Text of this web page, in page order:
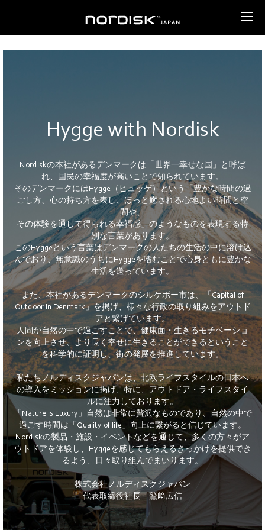
Hygge with Nordisk
Nordiskの本社があるデンマークは「世界一幸せな国」と呼ば
れ、国民の幸福度が高いことで知られています。
そのデンマークにはHygge（ヒュッゲ）という「豊かな時間の過
ごし方、心の持ち方を表し、ほっと癒される心地よい時間と空
間や、
その体験を通して得られる幸福感」のようなものを表現する特
別な言葉があります。
このHyggeという言葉はデンマークの人たちの生活の中に溶け込
んでおり、無意識のうちにHyggeを嗜むことで心身ともに豊かな
生活を送っています。
また、本社があるデンマークのシルケボー市は、「Capital of
Outdoor in Denmark」を掲げ、様々な行政の取り組みをアウトド
アと繋げています。
人間が自然の中で過ごすことで、健康面・生きるモチベーショ
ンを向上させ、より長く幸せに生きることができるということ
を科学的に証明し、街の発展を推進しています。
私たちノルディスクジャパンは、北欧ライフスタイルの日本へ
の導入をミッションに掲げ、特に、アウトドア・ライフスタイ
ルに注力しております。
「Nature is Luxury」自然は非常に贅沢なものであり、自然の中で
過ごす時間は「Quality of life」向上に繋がると信じています。
Nordiskの製品・施設・イベントなどを通じて、多くの方々がア
ウトドアを体験し、Hyggeを感じてもらえるきっかけを提供でき
るよう、日々取り組んでまいります。
株式会社ノルディスクジャパン
代表取締役社長 鷲﨑広信